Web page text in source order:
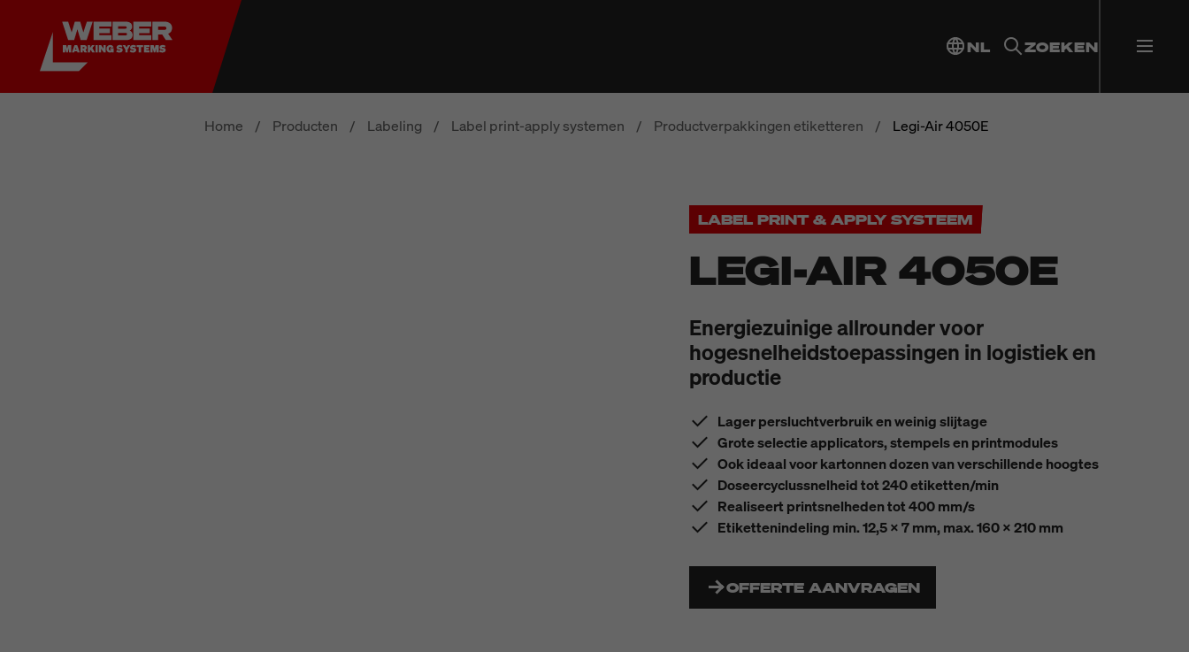
NL ZOEKEN
Home / Producten / Labeling / Label print-apply systemen / Productverpakkingen etiketteren / Legi-Air 4050E
LABEL PRINT & APPLY SYSTEEM
LEGI-AIR 4050E
Energiezuinige allrounder voor
hogesnelheidstoepassingen in logistiek en
productie
Lager persluchtverbruik en weinig slijtage
Grote selectie applicators, stempels en printmodules
Ook ideaal voor kartonnen dozen van verschillende hoogtes
Doseercyclussnelheid tot 240 etiketten/min
Realiseert printsnelheden tot 400 mm/s
Etikettenindeling min. 12,5 x 7 mm, max. 160 x 210 mm
OFFERTE AANVRAGEN